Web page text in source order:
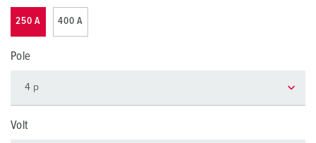
250 A 400 A
Pole
Volt